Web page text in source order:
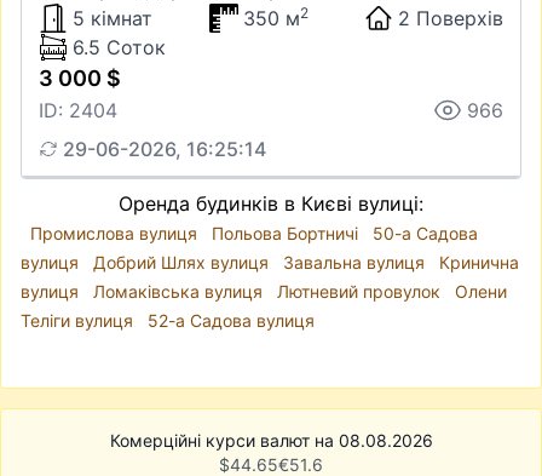
5 кімнат
350 м2
2 Поверхів
6.5 Соток
3 000 $
ID: 2404
966
29-06-2026, 16:25:14
Оренда будинків в Києві вулиці:
Промислова вулиця Польова Бортничі
50-а Садова
вулиця
Добрий Шлях вулиця Завальна вулиця
Кринична
вулиця
Ломаківська вулиця Лютневий провулок
Олени
Теліги вулиця
52-а Садова вулиця
Комерційні курси валют на 08.08.2026
$44.65€51.6